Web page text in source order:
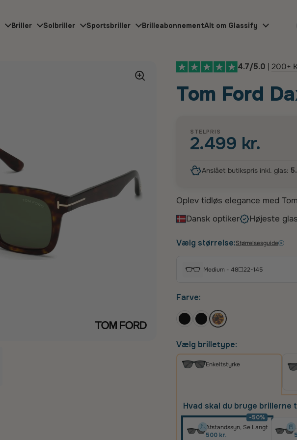
Briller Solbriller Sportsbriller BrilleabonnementAlt om Glassify
4.7/5.0 200+
Tom Ford
STELPRIS
2.499 kr.
Anslået butikspris inkl. glas:
Oplev tidløs elegance med
der komplementerer mange
grønne linser giver optimal
Dansk optiker Højeste
Vælg størrelse:Størrelsesguide
Medium - 48☐22-145
Farve:
Vælg brilletype:
Enkeltstyrke
Hvad skal du bruge brillerne
Afstandssyn, Se Langt
500 kr.
-50%